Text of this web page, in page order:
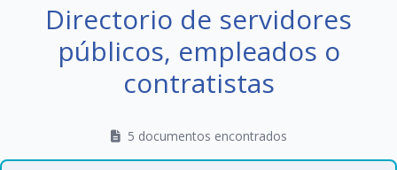
Directorio de servidores
públicos, empleados o
contratistas
5 documentos encontrados